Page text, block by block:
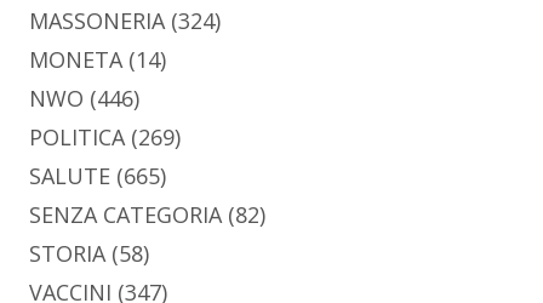
MASSONERIA (324)
MONETA (14)
NWO (446)
POLITICA (269)
SALUTE (665)
SENZA CATEGORIA (82)
STORIA (58)
VACCINI (347)